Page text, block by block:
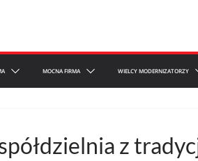
MOCNA FIRMA WIELCY MODERNIZATORZY
z